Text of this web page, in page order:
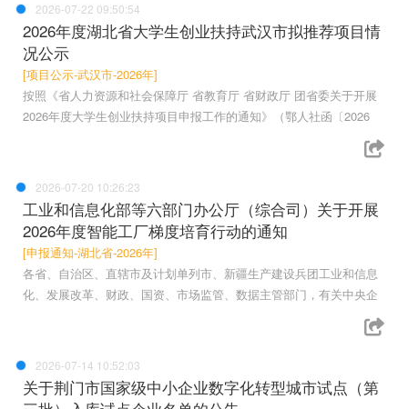
2026-07-22 09:50:54
2026年度湖北省大学生创业扶持武汉市拟推荐项目情
况公示
[项目公示-武汉市-2026年]
按照《省人力资源和社会保障厅 省教育厅 省财政厅 团省委关于开展
2026年度大学生创业扶持项目申报工作的通知》（鄂人社函〔2026
2026-07-20 10:26:23
工业和信息化部等六部门办公厅（综合司）关于开展
2026年度智能工厂梯度培育行动的通知
[申报通知-湖北省-2026年]
各省、自治区、直辖市及计划单列市、新疆生产建设兵团工业和信息
化、发展改革、财政、国资、市场监管、数据主管部门，有关中央企
2026-07-14 10:52:03
关于荆门市国家级中小企业数字化转型城市试点（第